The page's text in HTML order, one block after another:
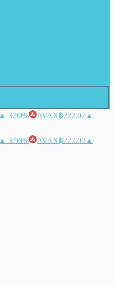
▲ 3.90% AVAX฿222.02 ▲
▲ 3.90% AVAX฿222.02 ▲